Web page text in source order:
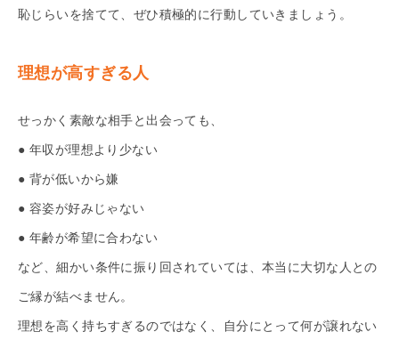
恥じらいを捨てて、ぜひ積極的に行動していきましょう。
理想が高すぎる人
せっかく素敵な相手と出会っても、
● 年収が理想より少ない
● 背が低いから嫌
● 容姿が好みじゃない
● 年齢が希望に合わない
など、細かい条件に振り回されていては、本当に大切な人との
ご縁が結べません。
理想を高く持ちすぎるのではなく、自分にとって何が譲れない